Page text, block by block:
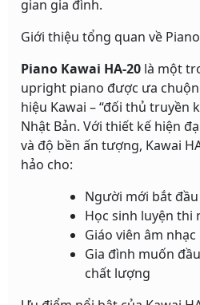
gian gia đình.
Giới thiệu tổng quan về
Piano Kawai HA-20 là một
upright piano được ưa
hiệu Kawai – “đối thủ truyền
Nhật Bản. Với thiết kế hiện
và độ bền ấn tượng, Kawai
hảo cho:
Người mới bắt
Học sinh luyện thi
Giáo viên âm nhạc
Gia đình muốn
chất lượng